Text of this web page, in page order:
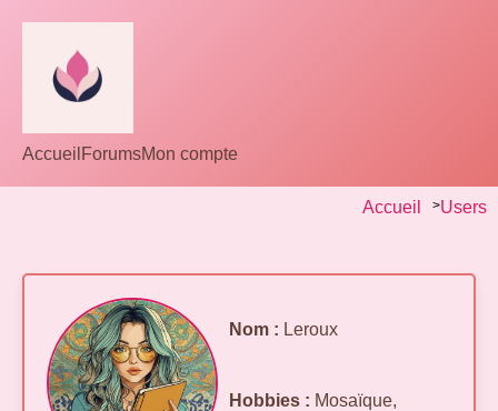
Accueil ForumsMon compte
Accueil >Users
Nom : Leroux
Hobbies : Mosaïque,